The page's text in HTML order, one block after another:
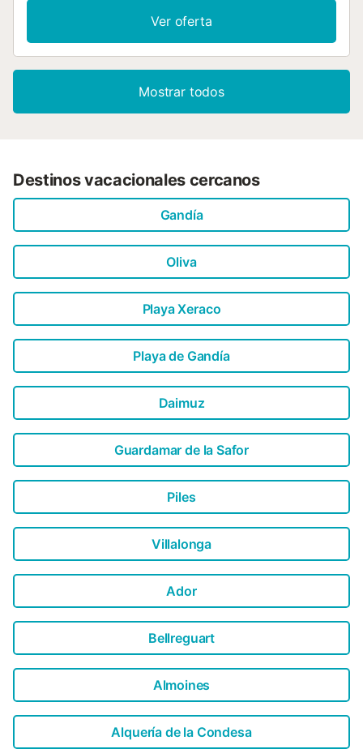
Ver oferta
Mostrar todos
Destinos vacacionales cercanos
Gandía
Oliva
Playa Xeraco
Playa de Gandía
Daimuz
Guardamar de la Safor
Piles
Villalonga
Ador
Bellreguart
Almoines
Alquería de la Condesa